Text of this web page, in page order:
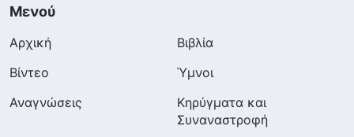
Μενού
Αρχική
Βιβλία
Βίντεο
Ύμνοι
Αναγνώσεις
Κηρύγματα και
Συναναστροφή